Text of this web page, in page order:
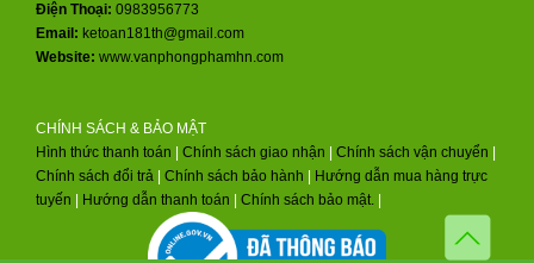
Điện Thoại: 0983956773
Email: ketoan181th@gmail.com
Website: www.vanphongphamhn.com
CHÍNH SÁCH & BẢO MẬT
Hình thức thanh toán
Chính sách giao nhận Chính sách vận chuyển
Chính sách đổi trả
Chính sách bảo hành
Hướng dẫn mua hàng trực
tuyến
Hướng dẫn thanh toán Chính sách bảo mật.